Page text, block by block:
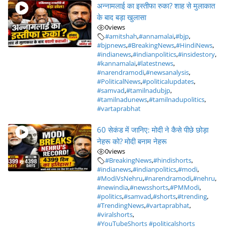
अन्नामलाई का इस्तीफा रुका? शाह से मुलाकात
के बाद बड़ा खुलासा
0views
#amitshah,#annamalai,#bjp,
#bjpnews,#BreakingNews,#HindiNews,
#indianews,#indianpolitics,#insidestory,
#kannamalai,#latestnews,
#narendramodi,#newsanalysis,
#PoliticalNews,#politicalupdates,
#samvad,#tamilnadubjp,
#tamilnadunews,#tamilnadupolitics,
#vartaprabhat
60 सेकंड में जानिए: मोदी ने कैसे पीछे छोड़ा
नेहरू को? मोदी बनाम नेहरू
0views
#BreakingNews,#hindishorts,
#indianews,#indianpolitics,#modi,
#ModiVsNehru,#narendramodi,#nehru,
#newindia,#newsshorts,#PMModi,
#politics,#samvad,#shorts,#trending,
#TrendingNews,#vartaprabhat,
#viralshorts,
#YouTubeShorts #politicalshorts